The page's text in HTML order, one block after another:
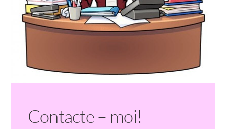
Contacte – moi!